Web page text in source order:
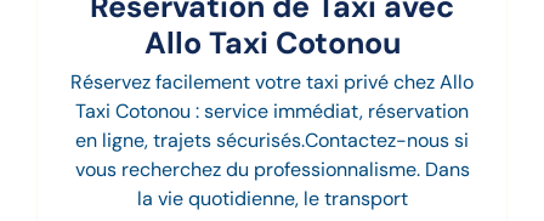
Allo Taxi Cotonou
Réservez facilement votre taxi privé chez Allo
Taxi Cotonou : service immédiat, réservation
en ligne, trajets sécurisés.Contactez-nous si
vous recherchez du professionnalisme. Dans
la vie quotidienne, le transport